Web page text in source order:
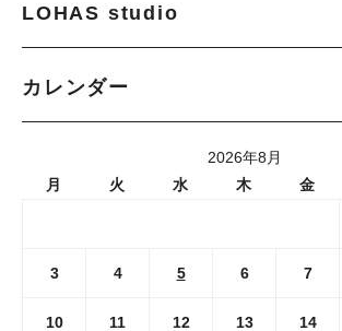
LOHAS studio
カレンダー
2026年8月
月
火 水 木 金
3 4 5 6 7
10 11 12 13 14